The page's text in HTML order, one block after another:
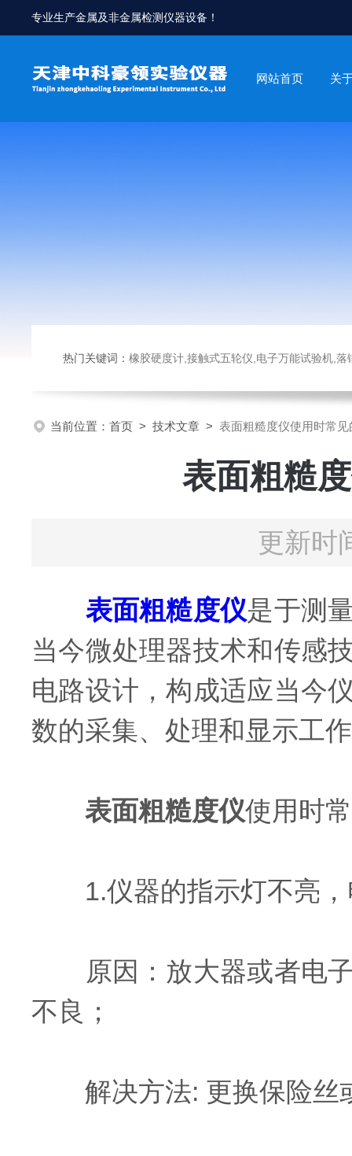
专业生产金属及非金属检测仪器设备！
网站首页 关
热门关键词： 橡胶硬度计,接触式五轮仪,电子万能试验机,落锤冲击试验机,数显
当前位置： 首页 > 技术文章 > 表面粗糙度仪使用时常
表面粗糙
更新时
表面粗糙度仪是于测
当今微处理器技术和传感
电路设计，构成适应当今
数的采集、处理和显示工
表面粗糙度仪使用时
1.仪器的指示灯不亮，
原因：放大器或者电子
不良；
解决方法: 更换保险丝